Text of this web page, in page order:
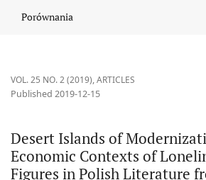
Desert Islands of Modernization.
Porównania
VOL. 25 NO. 2 (2019),ARTICLES
Desert Islands of
Economic Contexts of
Figures in Polish Literature
Published 2019-12-15